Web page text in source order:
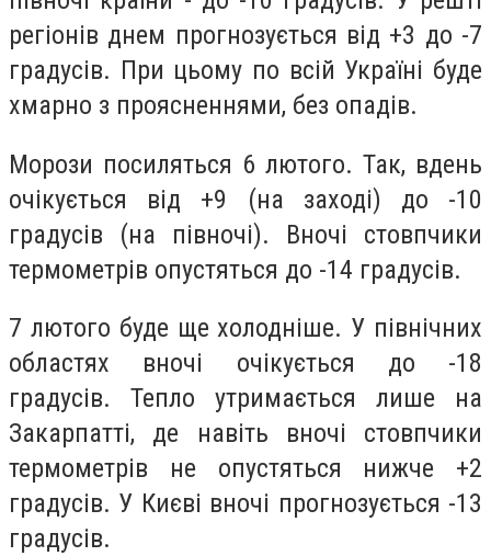
регіонів днем ​​прогнозується від +3 до -7
градусів. При цьому по всій Україні буде
хмарно з проясненнями, без опадів.
Морози посиляться 6 лютого. Так, вдень
очікується від +9 (на заході) до -10
градусів (на півночі). Вночі стовпчики
термометрів опустяться до -14 градусів.
7 лютого буде ще холодніше. У північних
областях вночі очікується до -18
градусів. Тепло утримається лише на
Закарпатті, де навіть вночі стовпчики
термометрів не опустяться нижче +2
градусів. У Києві вночі прогнозується -13
градусів.